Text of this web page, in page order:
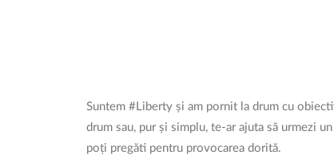
Suntem #Liberty și am pornit la drum cu
drum sau, pur și simplu, te-ar ajuta să urmezi
poți pregăti pentru provocarea dorită.